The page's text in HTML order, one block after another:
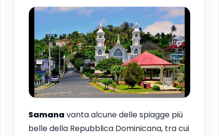
Samana vanta alcune delle spiagge più
belle della Repubblica Dominicana, tra cui